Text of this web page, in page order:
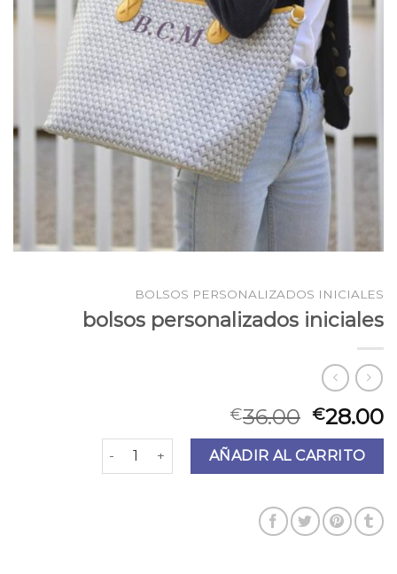
BOLSOS PERSONALIZADOS INICIALES
bolsos personalizados iniciales
€36.00 €28.00
bolsos personalizados iniciales cantidad
AÑADIR AL CARRITO